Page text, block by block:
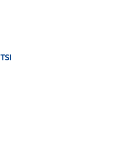
63 kW, Benzine, 5 deuren